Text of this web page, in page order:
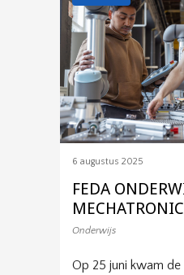
6 augustus 2025
FEDA
Onderwijs
Op 25 juni kwam